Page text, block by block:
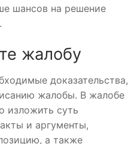
шансов на решение
жалобу
доказательства,
жалобы. В жалобе
изложить суть
и аргументы,
а также